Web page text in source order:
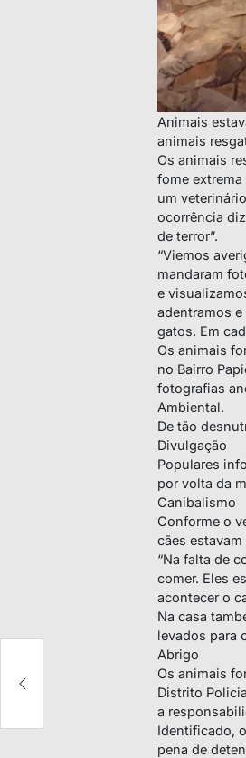
Animais
animais
Os animais
fome
um
ocorrência
de terror”.
“Viemos
mandaram
e
adentramos
gatos. Em
Os animais
no Bairro
fotografias
Ambiental.
De tão
Divulgação
Populares
por volta da
Canibalismo
Conforme o
cães
“Na falta de
comer. Eles
acontecer o
Na casa
levados para
Abrigo
Os animais
Distrito
a
Identificado,
pena de